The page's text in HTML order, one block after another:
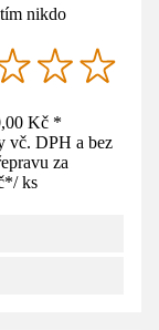
nikdo
Kč *
vč. DPH a bez
za
*/ ks